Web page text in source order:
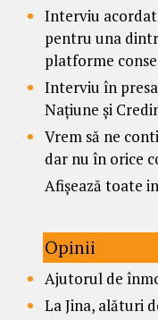
Interviu
pentru una
platforme
Interviu în
Națiune și
Vrem să ne
dar nu în orice
Afișează toate
Opinii
Ajutorul de
La Jina, alături